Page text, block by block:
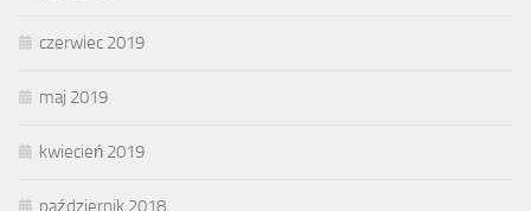
czerwiec 2019
maj 2019
kwiecień 2019
październik 2018